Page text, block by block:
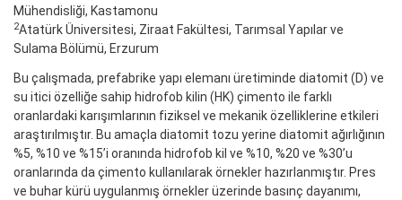
Mühendisliği, Kastamonu
2Atatürk Üniversitesi, Ziraat Fakültesi, Tarımsal Yapılar ve
Sulama Bölümü, Erzurum
Bu çalışmada, prefabrike yapı elemanı üretiminde diatomit (D) ve
su itici özelliğe sahip hidrofob kilin (HK) çimento ile farklı
oranlardaki karışımlarının fiziksel ve mekanik özelliklerine etkileri
araştırılmıştır. Bu amaçla diatomit tozu yerine diatomit ağırlığının
%5, %10 ve %15’i oranında hidrofob kil ve %10, %20 ve %30’u
oranlarında da çimento kullanılarak örnekler hazırlanmıştır. Pres
ve buhar kürü uygulanmış örnekler üzerinde basınç dayanımı,